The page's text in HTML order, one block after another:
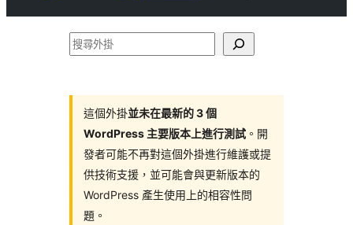
搜
這個外掛並未在最新的 3 個
WordPress 主要版本上進行測試 。開
發者可能不再對這個外掛進行維護或提
供技術支援，並可能會與更新版本的
WordPress 產生使用上的相容性問
題。